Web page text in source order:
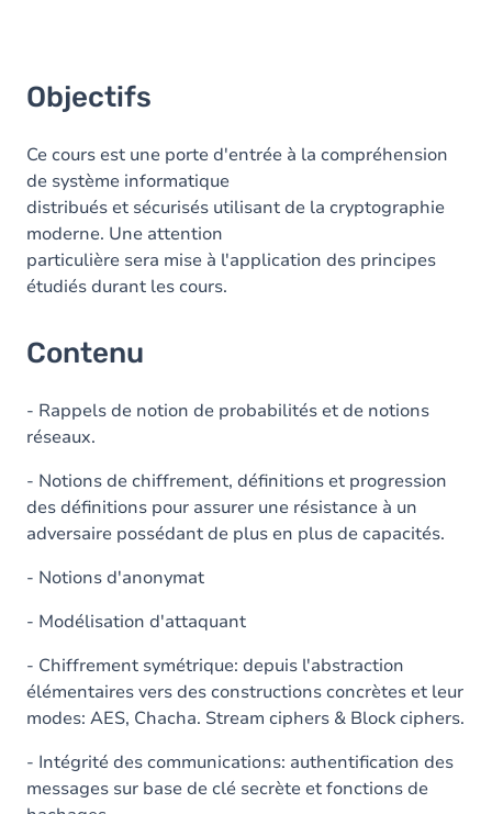
Objectifs
Ce cours est une porte d'entrée à la compréhension
de système informatique
distribués et sécurisés utilisant de la cryptographie
moderne. Une attention
particulière sera mise à l'application des principes
étudiés durant les cours.
Contenu
- Rappels de notion de probabilités et de notions
réseaux.
- Notions de chiffrement, définitions et progression
des définitions pour assurer une résistance à un
adversaire possédant de plus en plus de capacités.
- Notions d'anonymat
- Modélisation d'attaquant
- Chiffrement symétrique: depuis l'abstraction
élémentaires vers des constructions concrètes et leur
modes: AES, Chacha. Stream ciphers & Block ciphers.
- Intégrité des communications: authentification des
messages sur base de clé secrète et fonctions de